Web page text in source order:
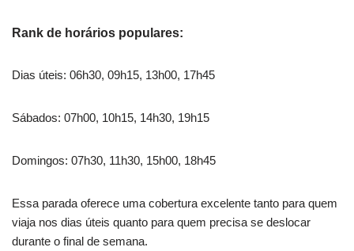
Rank de horários populares:
Dias úteis: 06h30, 09h15, 13h00, 17h45
Sábados: 07h00, 10h15, 14h30, 19h15
Domingos: 07h30, 11h30, 15h00, 18h45
Essa parada oferece uma cobertura excelente tanto para quem
viaja nos dias úteis quanto para quem precisa se deslocar
durante o final de semana.